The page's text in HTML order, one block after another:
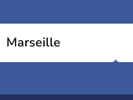
Marseille